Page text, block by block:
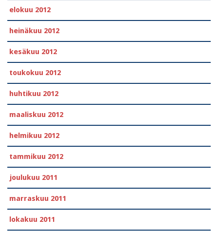
elokuu 2012
heinäkuu 2012
kesäkuu 2012
toukokuu 2012
huhtikuu 2012
maaliskuu 2012
helmikuu 2012
tammikuu 2012
joulukuu 2011
marraskuu 2011
lokakuu 2011